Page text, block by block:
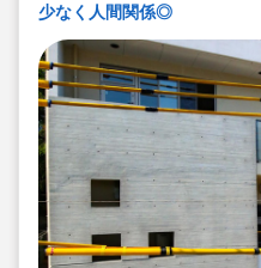
少なく人間関係◎